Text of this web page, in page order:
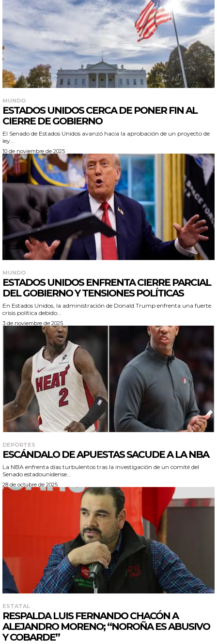
MUNDO
ESTADOS UNIDOS CERCA DE PONER FIN AL
CIERRE DE GOBIERNO
El Senado de Estados Unidos avanzó hacia la aprobación de un proyecto de
ley...
10 de noviembre de 2025
MUNDO
ESTADOS UNIDOS ENFRENTA CIERRE PARCIAL
DEL GOBIERNO Y TENSIONES POLÍTICAS
En Estados Unidos, la administración de Donald Trump enfrenta una fuerte
crisis política debido...
3 de noviembre de 2025
DEPORTES
ESCÁNDALO DE APUESTAS SACUDE A LA NBA
La NBA enfrenta días turbulentos tras la investigación de un comité del
Senado estadounidense...
28 de octubre de 2025
ESTATAL
RESPALDA LUIS FERNANDO CHACÓN A
ALEJANDRO MORENO; “NOROÑA ES ABUSIVO
Y COBARDE”